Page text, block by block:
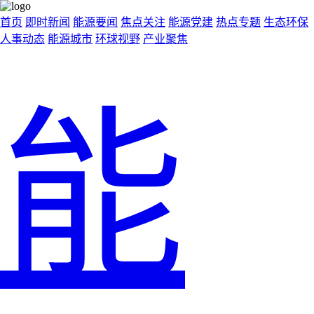
首页 即时新闻 能源要闻 焦点关注 能源党建 热点专题 生态环保
人事动态 能源城市 环球视野 产业聚焦
能